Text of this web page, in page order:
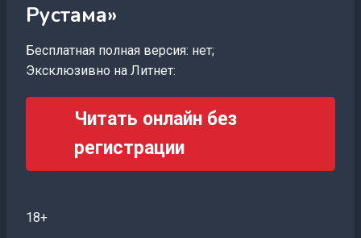
Рустама»
Бесплатная полная версия: нет;
Эксклюзивно на Литнет:
Читать онлайн без
регистрации
18+